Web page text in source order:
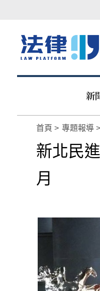
新
首頁 專題報導
新北民
月